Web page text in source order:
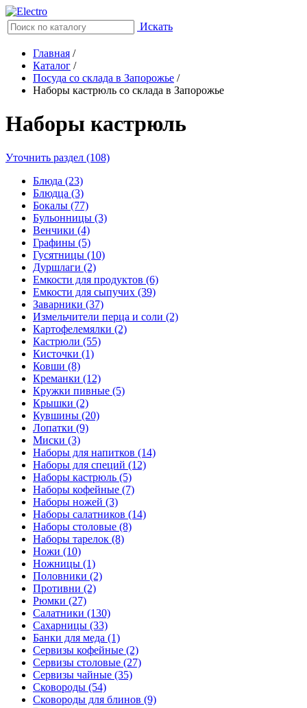
Искать
Главная /
Каталог /
Посуда со склада в Запорожье /
Наборы кастрюль со склада в Запорожье
Наборы кастрюль
Уточнить раздел (108)
Блюда (23)
Блюдца (3)
Бокалы (77)
Бульонницы (3)
Венчики (4)
Графины (5)
Гусятницы (10)
Дуршлаги (2)
Емкости для продуктов (6)
Емкости для сыпучих (39)
Заварники (37)
Измельчители перца и соли (2)
Картофелемялки (2)
Кастрюли (55)
Кисточки (1)
Ковши (8)
Креманки (12)
Кружки пивные (5)
Крышки (2)
Кувшины (20)
Лопатки (9)
Миски (3)
Наборы для напитков (14)
Наборы для специй (12)
Наборы кастрюль (5)
Наборы кофейные (7)
Наборы ножей (3)
Наборы салатников (14)
Наборы столовые (8)
Наборы тарелок (8)
Ножи (10)
Ножницы (1)
Половники (2)
Противни (2)
Рюмки (27)
Салатники (130)
Сахарницы (33)
Банки для меда (1)
Сервизы кофейные (2)
Сервизы столовые (27)
Сервизы чайные (35)
Сковороды (54)
Сковороды для блинов (9)